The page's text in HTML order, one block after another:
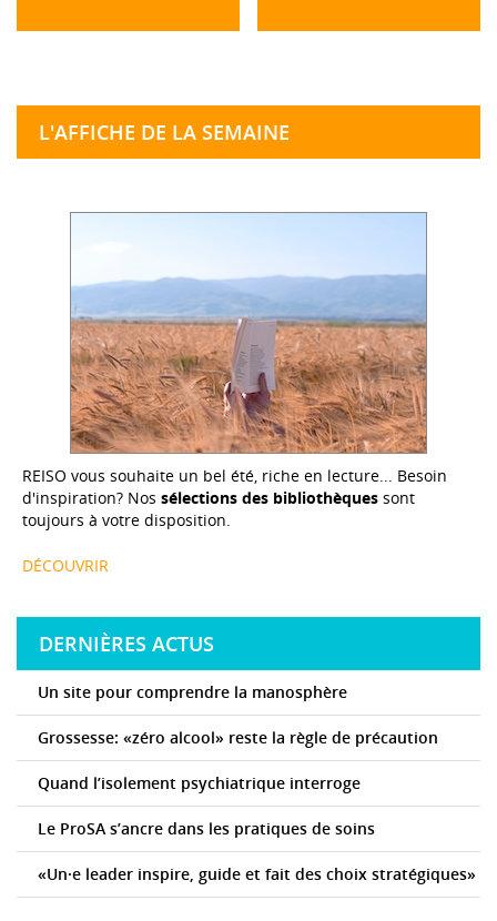
L'AFFICHE DE LA SEMAINE
REISO vous souhaite un bel été, riche en lecture... Besoin
d'inspiration? Nos sélections des bibliothèques sont
toujours à votre disposition.
DÉCOUVRIR
DERNIÈRES ACTUS
Un site pour comprendre la manosphère
Grossesse: «zéro alcool» reste la règle de précaution
Quand l’isolement psychiatrique interroge
Le ProSA s’ancre dans les pratiques de soins
«Un·e leader inspire, guide et fait des choix stratégiques»